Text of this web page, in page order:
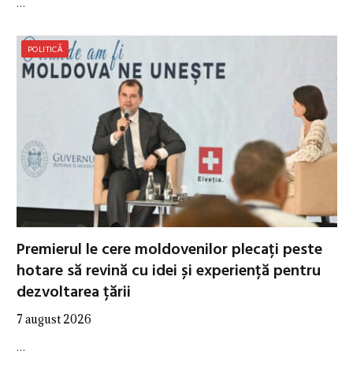
…
POLITICĂ
Premierul le cere moldovenilor plecați peste
hotare să revină cu idei și experiență pentru
dezvoltarea țării
7 august 2026
…